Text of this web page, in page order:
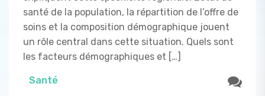
santé de la population, la répartition de l’offre de
soins et la composition démographique jouent
un rôle central dans cette situation. Quels sont
les facteurs démographiques et […]
Santé